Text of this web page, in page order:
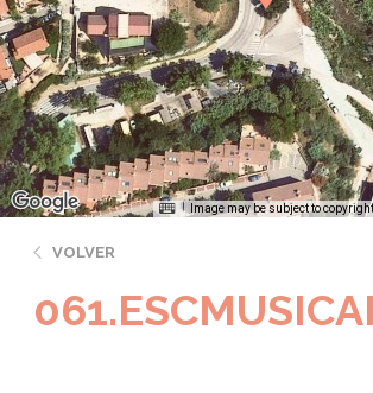
Image may be subject to copyright
VOLVER